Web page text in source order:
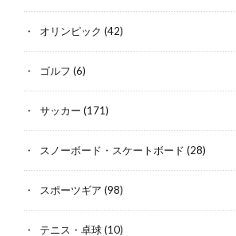
オリンピック (42)
ゴルフ (6)
サッカー (171)
スノーボード・スケートボード (28)
スポーツギア (98)
テニス・卓球(10)